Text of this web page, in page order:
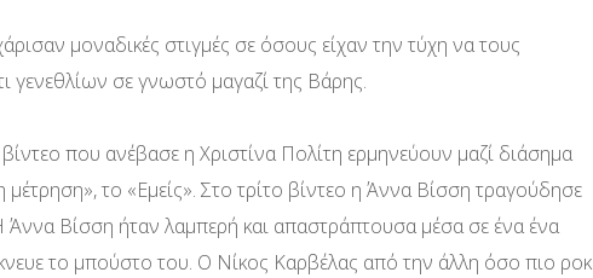
μοναδικές στιγμές σε όσους είχαν την τύχη να τους
γενεθλίων σε γνωστό μαγαζί της Βάρης.
που ανέβασε η Χριστίνα Πολίτη ερμηνεύουν μαζί διάσημα
το «Εμείς». Στο τρίτο βίντεο η Άννα Βίσση τραγούδησε
Άννα Βίσση ήταν λαμπερή και απαστράπτουσα μέσα σε ένα ένα
το μπούστο του. Ο Νίκος Καρβέλας από την άλλη όσο πιο ροκ